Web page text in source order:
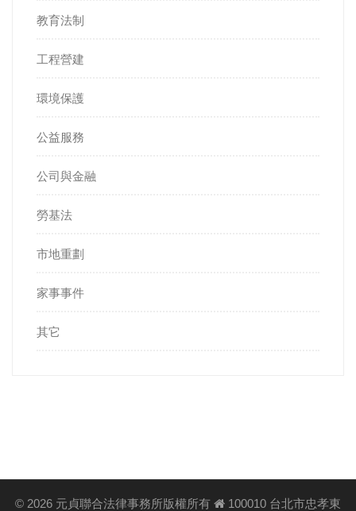
教育法制
工程營建
環境保護
公益服務
公司與金融
勞基法
市地重劃
家事事件
其它
© 2026 元貞聯合法律事務所版權所有 100010 台北市忠孝東